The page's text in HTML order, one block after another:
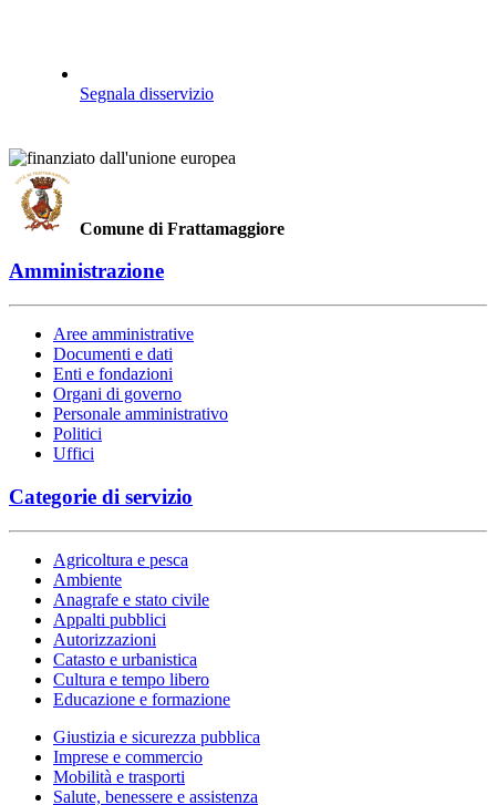
Segnala disservizio
Comune di Frattamaggiore
Amministrazione
Aree amministrative
Documenti e dati
Enti e fondazioni
Organi di governo
Personale amministrativo
Politici
Uffici
Categorie di servizio
Agricoltura e pesca
Ambiente
Anagrafe e stato civile
Appalti pubblici
Autorizzazioni
Catasto e urbanistica
Cultura e tempo libero
Educazione e formazione
Giustizia e sicurezza pubblica
Imprese e commercio
Mobilità e trasporti
Salute, benessere e assistenza